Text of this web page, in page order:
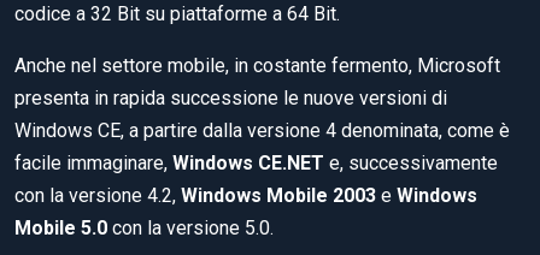
codice a 32 Bit su piattaforme a 64 Bit.
Anche nel settore mobile, in costante fermento, Microsoft
presenta in rapida successione le nuove versioni di
Windows CE, a partire dalla versione 4 denominata, come è
facile immaginare, Windows CE.NET e, successivamente
con la versione 4.2, Windows Mobile 2003 e Windows
Mobile 5.0 con la versione 5.0.